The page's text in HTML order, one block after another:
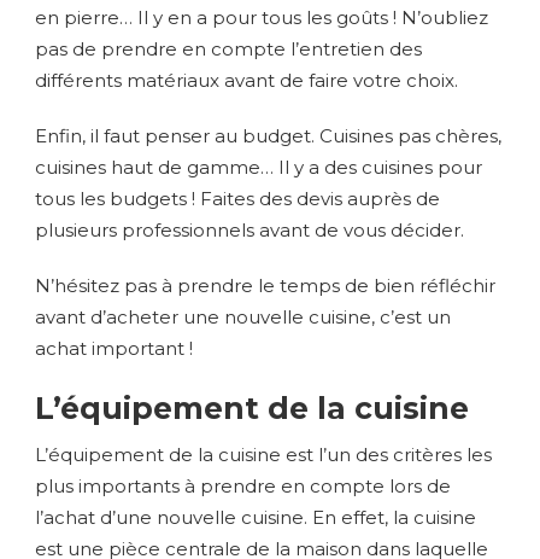
en pierre… Il y en a pour tous les goûts ! N’oubliez
pas de prendre en compte l’entretien des
différents matériaux avant de faire votre choix.
Enfin, il faut penser au budget. Cuisines pas chères,
cuisines haut de gamme… Il y a des cuisines pour
tous les budgets ! Faites des devis auprès de
plusieurs professionnels avant de vous décider.
N’hésitez pas à prendre le temps de bien réfléchir
avant d’acheter une nouvelle cuisine, c’est un
achat important !
L’équipement de la cuisine
L’équipement de la cuisine est l’un des critères les
plus importants à prendre en compte lors de
l’achat d’une nouvelle cuisine. En effet, la cuisine
est une pièce centrale de la maison dans laquelle